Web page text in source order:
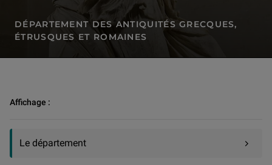
DÉPARTEMENT DES ANTIQUITÉS GRECQUES,
ÉTRUSQUES ET ROMAINES
Affichage :
Le département